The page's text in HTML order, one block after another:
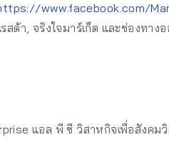
www.facebook.com/
ต้า, จริงใจมาร์เก็ต และช่องทาง
แอล พี ซี วิสาหกิจเพื่อสังคม